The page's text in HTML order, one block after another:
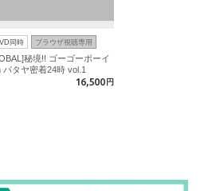
同時 ブラウザ視聴専用
秘境!! ゴーゴーボーイ
パタヤ密着24時 vol.1
16,500 円